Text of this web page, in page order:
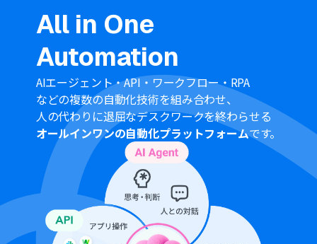
Intercomはミニプラン以上でご利用いただけるアプリと
なっております。フリープラン・パーソナルプランの場合
は設定しているフローボットのオペレーションやデータ
コネクトはエラーとなりますので、ご注意ください。
ミニプラン・チームプラン・サクセスプランなどの有料プ
ランは、2週間の無料トライアルを行うことが可能です。
無料トライアル中には制限対象のアプリを使用すること
ができます。
Intercomのマイアプリ連携方法は「Intercomのマイア
プリ登録方法
」をご参照ください。
Microsoft365（旧Office365）には、家庭向けプランと一
般法人向けプラン（Microsoft365 Business）があり、一
般法人向けプランに加入していない場合には認証に失敗
する可能性があります。
All in One
Automation
AIエージェント・API・ワークフロー・RPA
などの複数の自動化技術を組み合わせ、
人の代わりに退屈なデスクワークを終わらせる
オールインワンの自動化プラットフォームです。